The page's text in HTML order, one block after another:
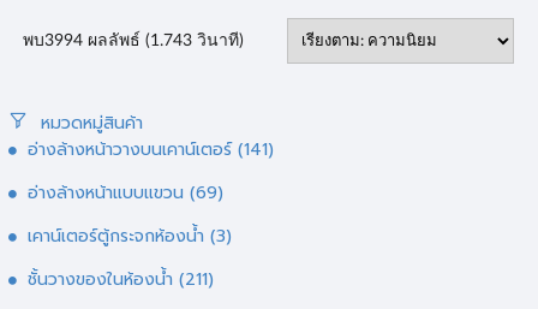
พบ3994 ผลลัพธ์ (1.743 วินาที)
หมวดหมู่สินค้า
อ่างล้างหน้าวางบนเคาน์เตอร์ (141)
อ่างล้างหน้าแบบแขวน (69)
เคาน์เตอร์ตู้กระจกห้องน้ำ (3)
ชั้นวางของในห้องน้ำ (211)